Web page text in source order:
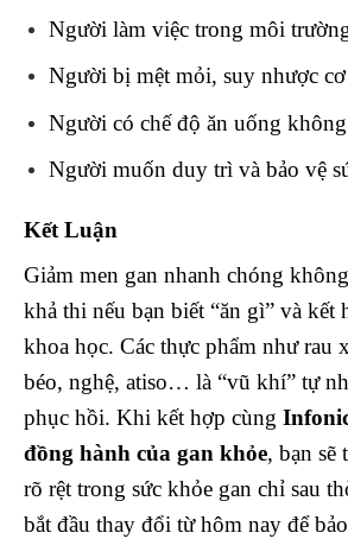
Người làm việc trong môi
Người bị mệt mỏi, suy nhược cơ
Người có chế độ ăn uống
Người muốn duy trì và bảo vệ
Kết Luận
Giảm men gan nhanh chóng
khả thi nếu bạn biết “ăn gì” và kết
khoa học. Các thực phẩm như rau
béo, nghệ, atiso… là “vũ khí” tự
phục hồi. Khi kết hợp cùng
đồng hành của gan khỏe, bạn sẽ
rõ rệt trong sức khỏe gan chỉ sau
bắt đầu thay đổi từ hôm nay để